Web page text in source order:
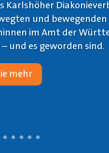
und
im Amt der
und es geworden sind.
mehr